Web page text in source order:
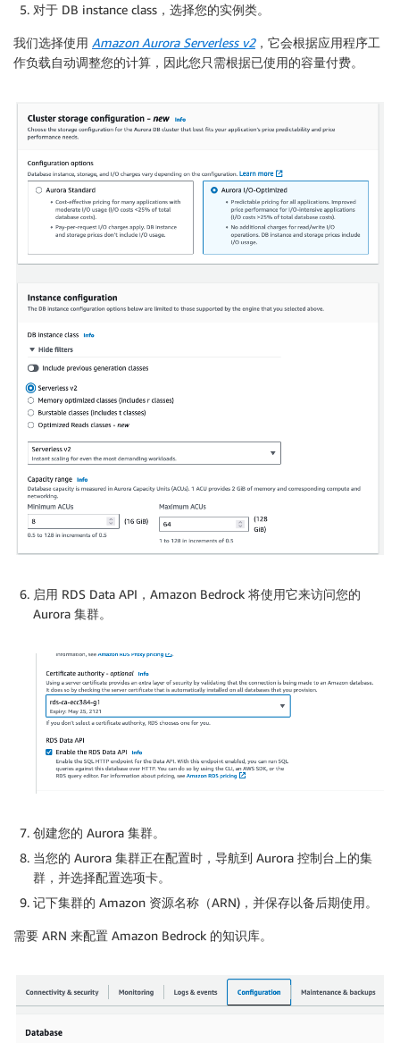
对于 DB instance class，选择您的实例类。
我们选择使用 Amazon Aurora Serverless v2，它会根据应用程序工
作负载自动调整您的计算，因此您只需根据已使用的容量付费。
启用 RDS Data API，Amazon Bedrock 将使用它来访问您的
Aurora 集群。
创建您的 Aurora 集群。
当您的 Aurora 集群正在配置时，导航到 Aurora 控制台上的集
群，并选择配置选项卡。
记下集群的 Amazon 资源名称（ARN)，并保存以备后期使用。
需要 ARN 来配置 Amazon Bedrock 的知识库。